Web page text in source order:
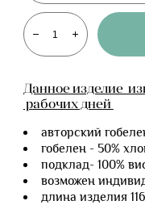
Данное изделие
рабочих дней
авторский
гобелен - 50%
подклад- 100%
возможен
длина изделия